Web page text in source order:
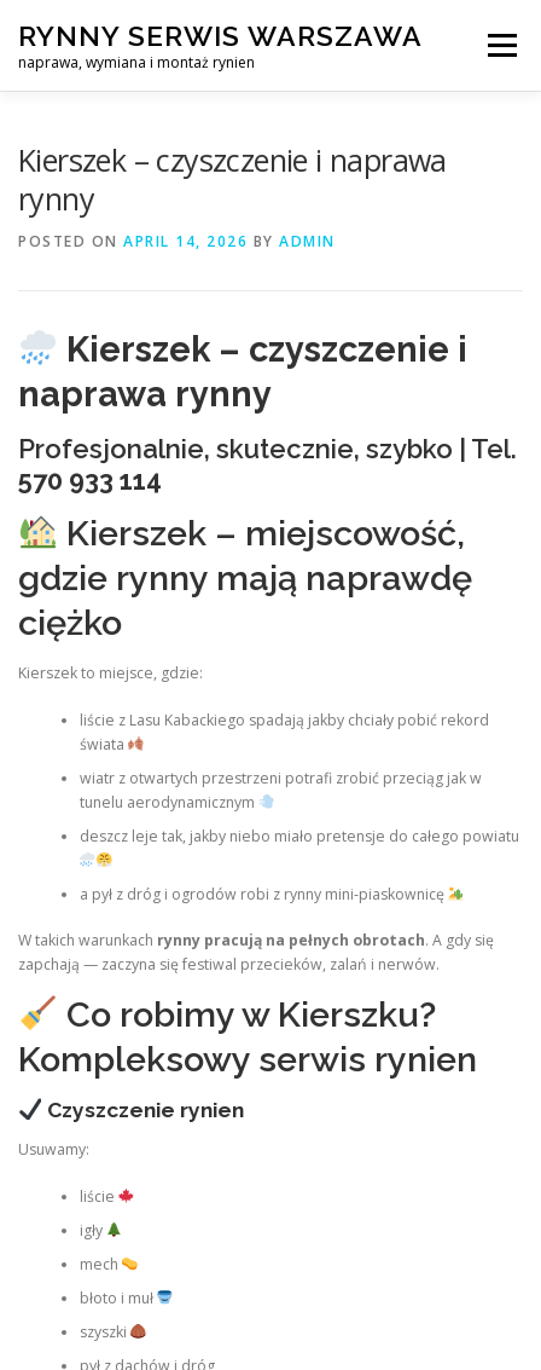
content
RYNNY SERWIS WARSZAWA
naprawa, wymiana i montaż rynien
Menu
Kierszek – czyszczenie i naprawa
rynny
POSTED ON APRIL 14, 2026 BY ADMIN
Kierszek – czyszczenie i
naprawa rynny
Profesjonalnie, skutecznie, szybko | Tel.
570 933 114
Kierszek – miejscowość,
gdzie rynny mają naprawdę
ciężko
Kierszek to miejsce, gdzie:
liście z Lasu Kabackiego spadają jakby chciały pobić rekord
świata
wiatr z otwartych przestrzeni potrafi zrobić przeciąg jak w
tunelu aerodynamicznym
deszcz leje tak, jakby niebo miało pretensje do całego powiatu
a pył z dróg i ogrodów robi z rynny mini‑piaskownicę
W takich warunkach rynny pracują na pełnych obrotach. A gdy się
zapchają — zaczyna się festiwal przecieków, zalań i nerwów.
Co robimy w Kierszku?
Kompleksowy serwis rynien
Czyszczenie rynien
Usuwamy:
liście
igły
mech
błoto i muł
szyszki
pył z dachów i dróg